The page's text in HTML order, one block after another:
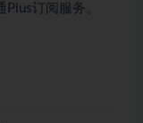
订阅服务。